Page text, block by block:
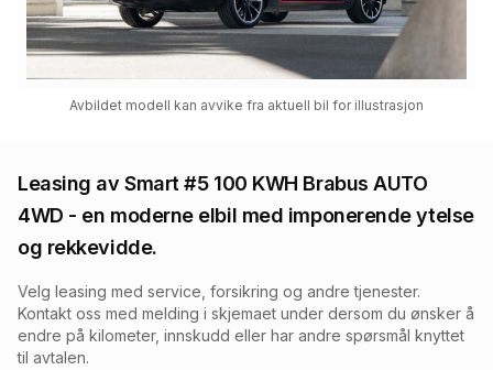
Avbildet modell kan avvike fra aktuell bil for illustrasjon
Leasing avSmart #5 100 KWH Brabus AUTO
4WD - en moderne elbil med imponerende ytelse
og rekkevidde.
Velg leasing med service, forsikring og andre tjenester.
Kontakt oss med melding i skjemaet under dersom du ønsker å
endre på kilometer, innskudd eller har andre spørsmål knyttet
til avtalen.